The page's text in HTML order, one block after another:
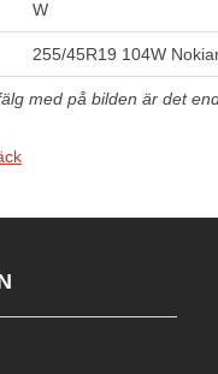
W
255/45R19 104W
med på bilden är det